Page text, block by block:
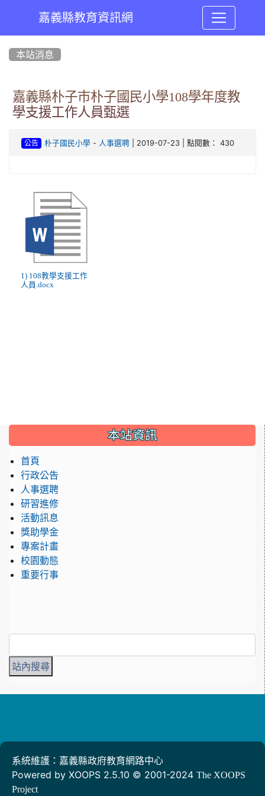
嘉義縣教育資訊網
本站消息
嘉義縣朴子市朴子國民小學108學年度教
學支援工作人員甄選
公告 朴子國民小學- 人事選聘| 2019-07-23 | 點閱數： 430
1) 108教學支援工作
人員.docx
::: 本站資訊
首頁
行政公告
人事選聘
研習進修
活動訊息
獎助學金
專案計畫
校園動態
重要行事
系統維護：嘉義縣政府教育網路中心
Powered by XOOPS 2.5.10 © 2001-2024 The XOOPS
Project